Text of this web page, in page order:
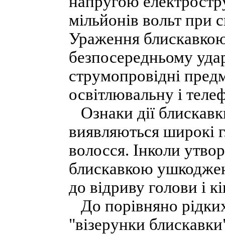
мільйонів вольт при
Ураження
безпосередньому
струмопровідні
освітлювальну і
Ознаки дії
виявляються широкі
волосся. Інколи
блискавкою
до відриву голови і
До порівняно
"візерунки